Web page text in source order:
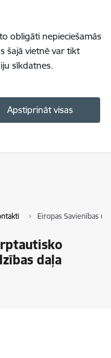
obligāti nepieciešamās
šajā vietnē var tikt
sīkdatnes.
Apstiprināt visas
Eiropas Savienības
daļa